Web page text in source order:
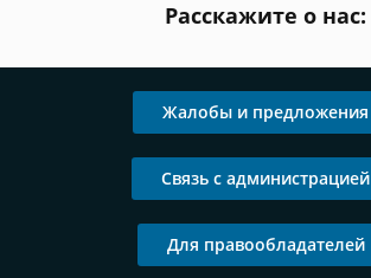
Расскажите о нас:
Жалобы и предложения
Связь с администрацией
Для правообладателей